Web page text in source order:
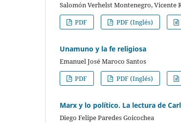
Salomón Verhelst Montenegro, Vicente
PDF
PDF (Inglés)
Unamuno y la fe religiosa
Emanuel José Maroco Santos
PDF
PDF (Inglés)
Marx y lo político. La lectura de
Diego Felipe Paredes Goicochea